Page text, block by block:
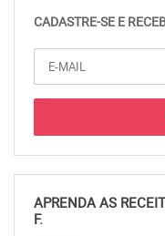
CADASTRE-SE E
APRENDA AS
F.